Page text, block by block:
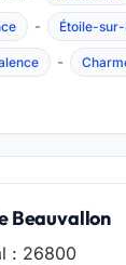
- Étoile-
-
Beauvallon
: 26800